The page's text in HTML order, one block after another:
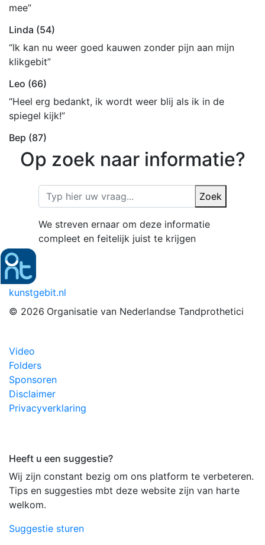
mee”
Linda (54)
“Ik kan nu weer goed kauwen zonder pijn aan mijn
klikgebit”
Leo (66)
“Heel erg bedankt, ik wordt weer blij als ik in de
spiegel kijk!”
Bep (87)
Op zoek naar informatie?
Zoek
We streven ernaar om deze informatie
compleet en feitelijk juist te krijgen
kunstgebit.nl
© 2026 Organisatie van Nederlandse Tandprothetici
Video
Folders
Sponsoren
Disclaimer
Privacyverklaring
Heeft u een suggestie?
Wij zijn constant bezig om ons platform te verbeteren.
Tips en suggesties mbt deze website zijn van harte
welkom.
Suggestie sturen